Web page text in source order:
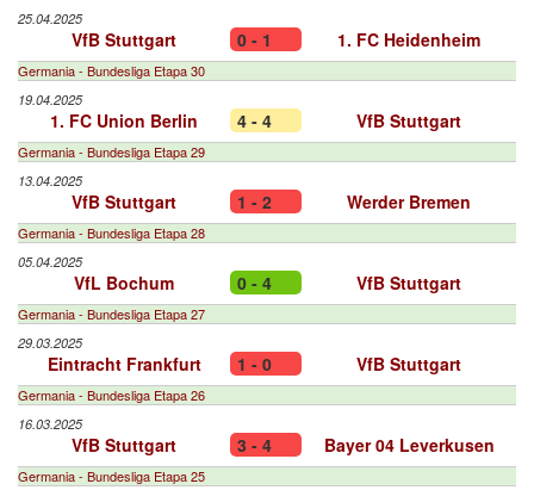
25.04.2025
VfB Stuttgart 0 - 1 1. FC Heidenheim
Germania - Bundesliga Etapa 30
19.04.2025
1. FC Union Berlin 4 - 4 VfB Stuttgart
Germania - Bundesliga Etapa 29
13.04.2025
VfB Stuttgart 1 - 2 Werder Bremen
Germania - Bundesliga Etapa 28
05.04.2025
VfL Bochum 0 - 4 VfB Stuttgart
Germania - Bundesliga Etapa 27
29.03.2025
Eintracht Frankfurt 1 - 0 VfB Stuttgart
Germania - Bundesliga Etapa 26
16.03.2025
VfB Stuttgart 3 - 4 Bayer 04 Leverkusen
Germania - Bundesliga Etapa 25